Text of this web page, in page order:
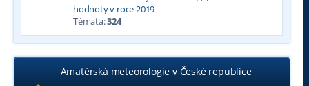
hodnoty v roce 2019
Témata:324
Amatérská meteorologie v České republice